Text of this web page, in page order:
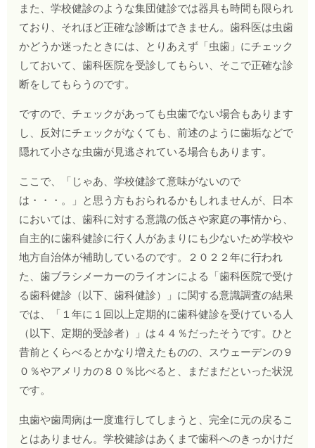
また、学校健診のような集団健診では器具も時間も限られ
ており、それほど正確な診断はできません。歯科医は虫歯
かどうか迷ったときには、とりあえず「虫歯」にチェック
しておいて、歯科医院を受診してもらい、そこで正確な診
断をしてもらうのです。
ですので、チェックがあっても虫歯でない場合もあります
し、反対にチェックがなくても、前述のように歯垢などで
隠れて小さな虫歯が見逃されている場合もあります。
ここで、「じゃあ、学校健診て意味がないので
は・・・。」と思う方もおられるかもしれませんが、日本
においては、歯科に対する意識の低さや家庭の事情から、
自主的に歯科健診に行く人があまりにも少ないため学校や
地方自治体が補助しているのです。２０２２年に行われ
た、歯ブラシメーカーのライオンによる「歯科医院で受け
る歯科健診（以下、歯科健診）」に関する意識調査の結果
では、「１年に１回以上定期的に歯科健診を受けている人
（以下、定期的受診者）」は４４％だったそうです。ひと
昔前とくらべるとかなり増えたものの、スウェーデンの９
０％やアメリカの８０％比べると、まだまだといった状況
です。
虫歯や歯周病は一度進行してしまうと、完全に元の戻るこ
とはありません。学校健診はあくまで歯科へのきっかけだ